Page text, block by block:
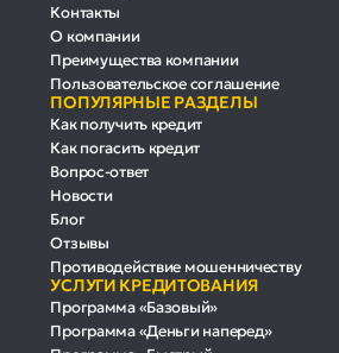
Контакты
О компании
Преимущества компании
Пользовательское соглашение
ПОПУЛЯРНЫЕ РАЗДЕЛЫ
Как получить кредит
Как погасить кредит
Вопрос-ответ
Новости
Блог
Отзывы
Противодействие мошенничеству
УСЛУГИ КРЕДИТОВАНИЯ
Программа «Базовый»
Программа «Деньги наперед»